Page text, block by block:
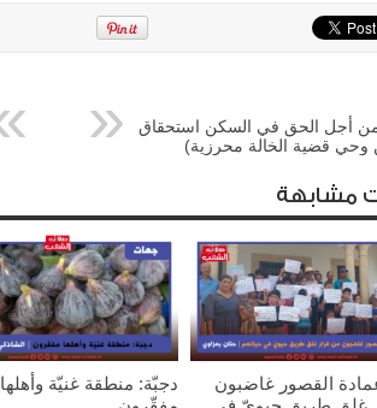
من أجل الحق في السكن استحقاق
وحي قضية الخالة محرزية)
مشابهة
القصور غاضبون
دجبّة: منطقة غنيّة وأهلها